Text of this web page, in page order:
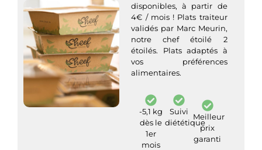
disponibles, à partir de
4€ / mois ! Plats traiteur
validés par Marc Meurin,
notre chef étoilé 2
étoilés. Plats adaptés à
vos préférences
alimentaires.
-5,1 kg
dès le
1er
mois
Suivi
diététique
Meilleur
prix
garanti